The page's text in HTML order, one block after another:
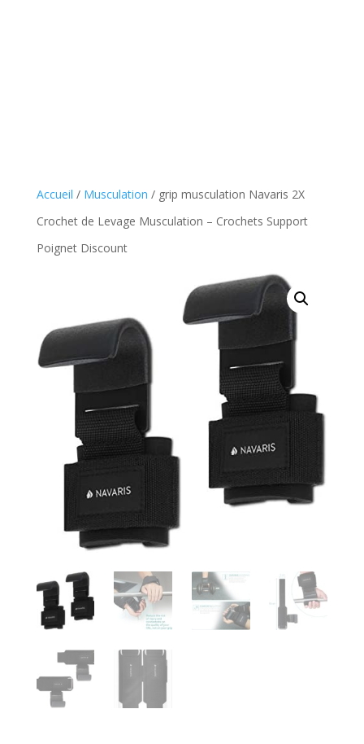
Accueil / Musculation / grip musculation Navaris 2X
Crochet de Levage Musculation – Crochets Support
Poignet Discount